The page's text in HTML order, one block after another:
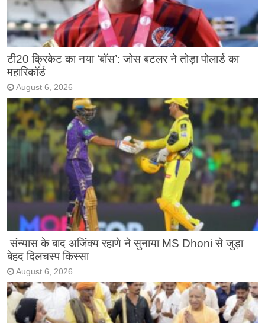
टी20 क्रिकेट का नया ‘बॉस’: जोस बटलर ने तोड़ा पोलार्ड का
महारिकॉर्ड
August 6, 2026
संन्यास के बाद अजिंक्‍य रहाणे ने सुनाया MS Dhoni से जुड़ा
बेहद दिलचस्प किस्सा
August 6, 2026